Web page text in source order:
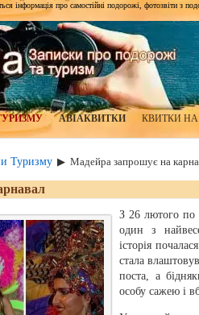
інформація про самостійні подорожі, фотозвіти з
АВІАКВИТКИ КВИТКИ
Туризму ▶ Мадейра запрошує на
З 26 лютого по
один з
історія
стала
поста, а
особу сажею і